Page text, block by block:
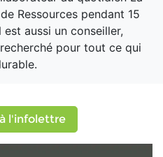
Ressources pendant 15
aussi un conseiller,
pour tout ce qui
l'infolettre